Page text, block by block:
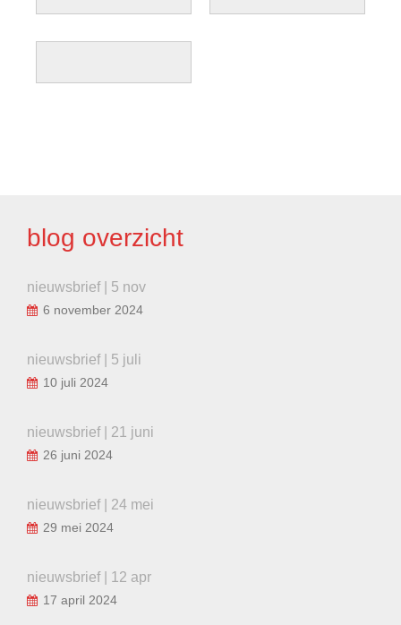
blog overzicht
nieuwsbrief | 5 nov
6 november 2024
nieuwsbrief | 5 juli
10 juli 2024
nieuwsbrief | 21 juni
26 juni 2024
nieuwsbrief | 24 mei
29 mei 2024
nieuwsbrief | 12 apr
17 april 2024